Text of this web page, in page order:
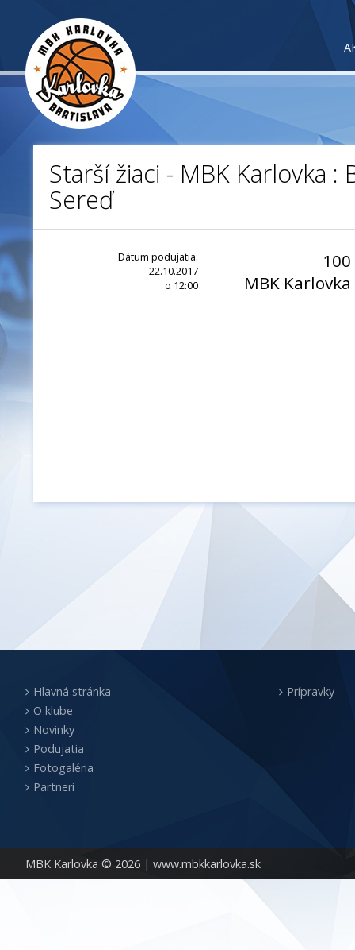
Starší žiaci - MBK Karlovka :
Sereď
Dátum podujatia:
22.10.2017
o 12:00
100
MBK Karlovka
MBK Karlovka © 2026 | www.mbkkarlovka.sk
Hlavná stránka
O klube
Novinky
Podujatia
Fotogaléria
Partneri
Prípravky